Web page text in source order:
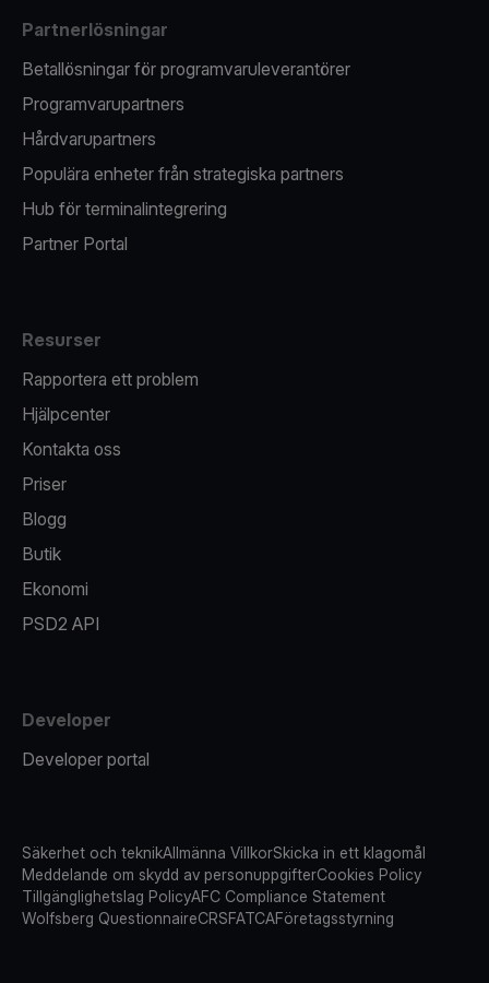
Partnerlösningar
Betallösningar för programvaruleverantörer
Programvarupartners
Hårdvarupartners
Populära enheter från strategiska partners
Hub för terminalintegrering
Partner Portal
Resurser
Rapportera ett problem
Hjälpcenter
Kontakta oss
Priser
Blogg
Butik
Ekonomi
PSD2 API
Developer
Developer portal
Säkerhet och teknikAllmänna VillkorSkicka in ett klagomål
Meddelande om skydd av personuppgifterCookies Policy
Tillgänglighetslag PolicyAFC Compliance Statement
Wolfsberg QuestionnaireCRSFATCAFöretagsstyrning